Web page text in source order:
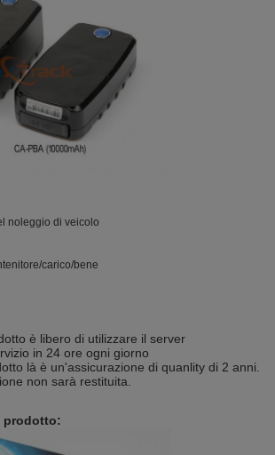
noleggio di veicolo
carico/bene
è libero di utilizzare il server
in 24 ore ogni giorno
là è un'assicurazione di quanlity di 2 anni.
non sarà restituita.
prodotto: